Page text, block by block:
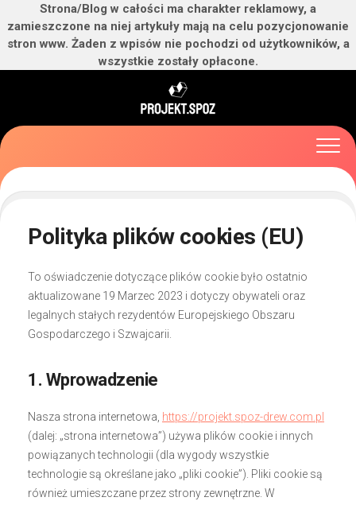
Strona/Blog w całości ma charakter reklamowy, a
zamieszczone na niej artykuły mają na celu pozycjonowanie
stron www. Żaden z wpisów nie pochodzi od użytkowników, a
wszystkie zostały opłacone.
Polityka plików cookies (EU)
To oświadczenie dotyczące plików cookie było ostatnio
aktualizowane 19 Marzec 2023 i dotyczy obywateli oraz
legalnych stałych rezydentów Europejskiego Obszaru
Gospodarczego i Szwajcarii.
1. Wprowadzenie
Nasza strona internetowa, https://projekt.spoz-drew.com.pl
(dalej: „strona internetowa”) używa plików cookie i innych
powiązanych technologii (dla wygody wszystkie
technologie są określane jako „pliki cookie”). Pliki cookie są
również umieszczane przez strony zewnętrzne. W